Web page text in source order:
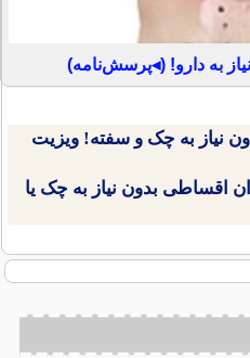
به دارو! (◂پرسش‌نامه)
نیاز به چک و سفته! ویزیت
اقساطی بدون نیاز به چک یا